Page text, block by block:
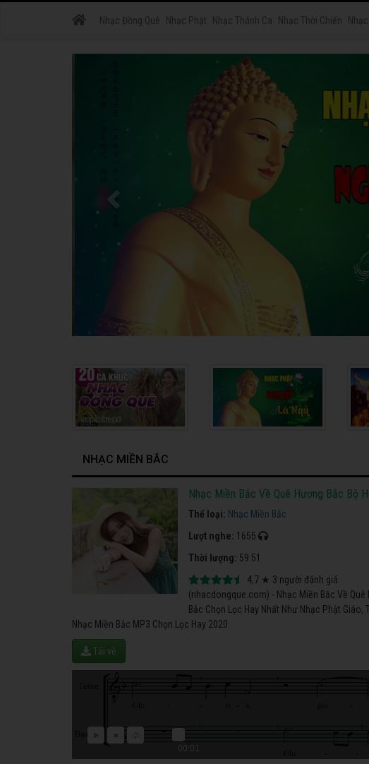
Nhạc Đồng Quê Nhạc Phật Nhạc Thánh Ca Nhạc Thời Chiến
NHẠC MIỀN BẮC
Nhạc Miền Bắc Về Quê Hương Bắc Bộ
Thể loại: Nhạc Miền Bắc
Lượt nghe: 1655
Thời lượng: 59:51
4,7 ★ 3 người đánh giá
(nhacdongque.com) - Nhạc Miền Bắc Về Quê
Bắc Chọn Lọc Hay Nhất Như Nhạc Phật Giáo,
Nhạc Miền Bắc MP3 Chọn Lọc Hay 2020.
Tải về
00:01